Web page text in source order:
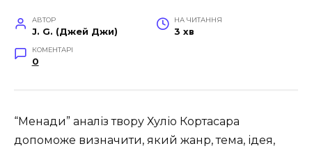
АВТОР
J. G. (Джей Джи)
НА ЧИТАННЯ
3 хв
КОМЕНТАРІ
0
“Менади” аналіз твору Хуліо Кортасара
допоможе визначити, який жанр, тема, ідея,